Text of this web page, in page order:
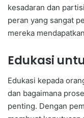
kesadaran dan
peran yang sangat
mereka
Edukasi
Edukasi kepada
dan bagaimana
penting. Dengan